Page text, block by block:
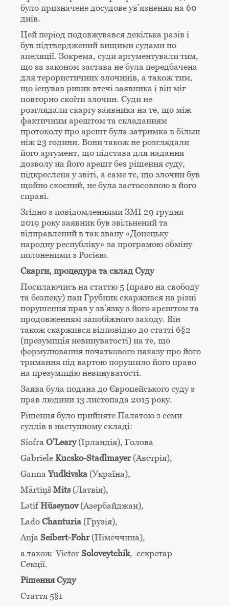
було призначене досудове ув’язнення на 60
днів.
Цей період подовжувався декілька разів і
був підтверджений вищими судами по
апеляції. Зокрема, суди аргументували тим,
що за законом застава не була передбачена
для терористичних злочинів, а також тим,
що існував ризик втечі заявника і він міг
повторно скоїти злочин. Суди не
розглядали скаргу заявника на те, що між
фактичним арештом та складанням
протоколу про арешт була затримка в більш
ніж 23 години. Вони також не розглядали
його аргумент, що підстава для надання
дозволу на його арешт без рішення суду,
підкреслена у звіті, а саме те, що злочин був
щойно скоєний, не була застосовною в його
справі.
Згідно з повідомленнями ЗМІ 29 грудня
2019 року заявник був звільнений та
відправлений в так звану «Донецьку
народну республіку» за програмою обміну
полоненими з Росією.
Скарги, процедура та склад Суду
Посилаючись на статтю 5 (право на свободу
та безпеку) пан Грубник скаржився на різні
порушення прав у зв’язку з його арештом та
продовженням запобіжного заходу. Він
також скаржився відповідно до статті 6§2
(презумпція невинуватості) на те, що
формулювання початкового наказу про його
тримання під вартою порушило його право
на презумпцію невинуватості.
Заява була подана до Європейського суду з
прав людини 13 листопада 2015 року.
Рішення було прийняте Палатою з семи
суддів в наступному складі:
Síofra O’Leary(Ірландія), Голова
Gabriele Kucsko-Stadlmayer (Австрія),
GannaYudkivska (Україна),
Mārtiņš Mits (Латвія),
LәtifHüseynov(Азербайджан),
Lado Chanturia (Грузія),
Anja Seibert-Fohr (Німеччина),
а також Victor Soloveytchik, секретар
Секції.
Рішення Суду
Стаття 5§1